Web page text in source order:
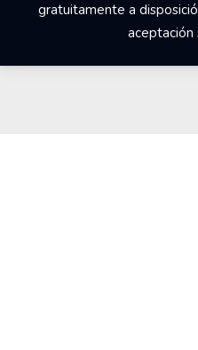
gratuitamente a
aceptación